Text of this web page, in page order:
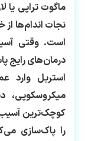
ماگوت تراپییا
نجات اندام‌ها از
است. وقتی
درمان‌های رایج
استریل وارد
میکروسکوپی،
کوچک‌ترین آسیب
را پاک‌سازی